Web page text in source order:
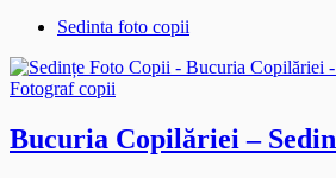
București
Îmbrățișând
Unice
Sedinta foto copii
Bucuria Copilăriei –